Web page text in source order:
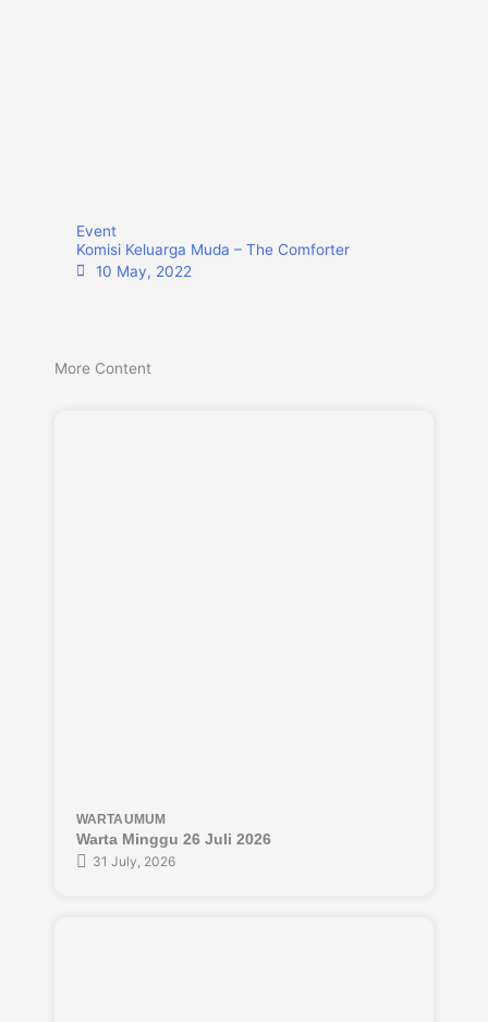
Event
Komisi Keluarga Muda – The Comforter
10 May, 2022
More Content
WARTAUMUM
Warta Minggu 26 Juli 2026
31 July, 2026